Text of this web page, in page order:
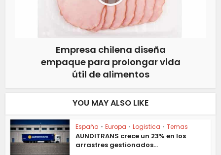
Empresa chilena diseña
empaque para prolongar vida
útil de alimentos
YOU MAY ALSO LIKE
España • Europa • Logistica • Temas
AUNDITRANS crece un 23% en los
arrastres gestionados...